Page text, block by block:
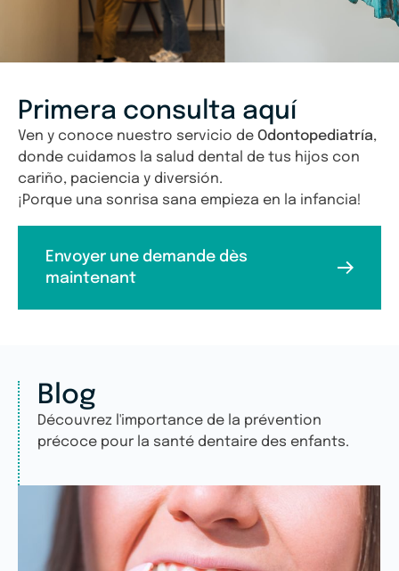
Primera consulta aquí
Ven y conoce nuestro servicio de Odontopediatría,
donde cuidamos la salud dental de tus hijos con
cariño, paciencia y diversión.
¡Porque una sonrisa sana empieza en la infancia!
Envoyer une demande dès
maintenant
Blog
Découvrez l'importance de la prévention
précoce pour la santé dentaire des enfants.